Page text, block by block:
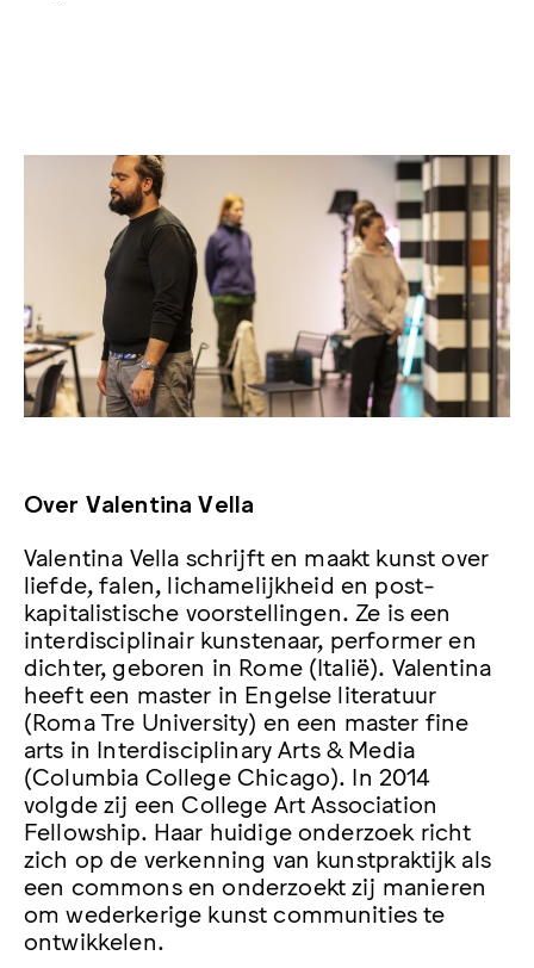
Over Valentina Vella
Valentina Vella schrijft en maakt kunst over
liefde, falen, lichamelijkheid en post-
kapitalistische voorstellingen. Ze is een
interdisciplinair kunstenaar, performer en
dichter, geboren in Rome (Italië). Valentina
heeft een master in Engelse literatuur
(Roma Tre University) en een master fine
arts in Interdisciplinary Arts & Media
(Columbia College Chicago). In 2014
volgde zij een College Art Association
Fellowship. Haar huidige onderzoek richt
zich op de verkenning van kunstpraktijk als
een commons en onderzoekt zij manieren
om wederkerige kunst communities te
ontwikkelen.